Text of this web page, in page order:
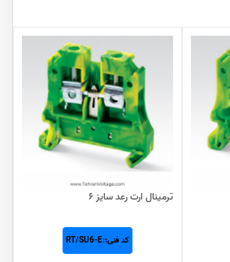
ترمینال ارت رعد سایز ۶
کد فنی::RT/SU6-E